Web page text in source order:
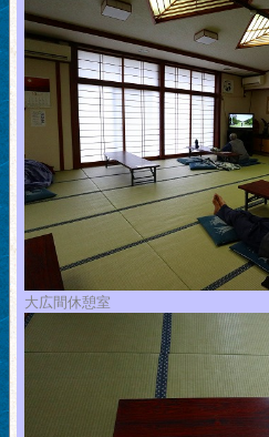
大広間休憩室